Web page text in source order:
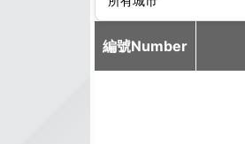
編號Number